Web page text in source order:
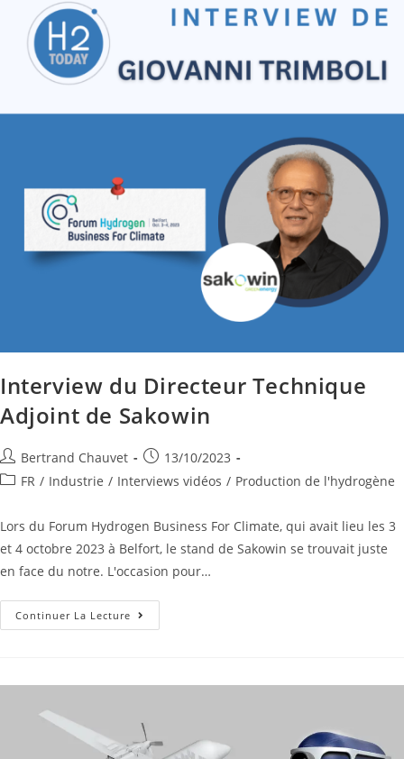
Interview du Directeur Technique
Adjoint de Sakowin
Bertrand Chauvet
13/10/2023
FR / Industrie / Interviews vidéos / Production de l'hydrogène
Lors du Forum Hydrogen Business For Climate, qui avait lieu les 3
et 4 octobre 2023 à Belfort, le stand de Sakowin se trouvait juste
en face du notre. L'occasion pour…
Continuer La Lecture